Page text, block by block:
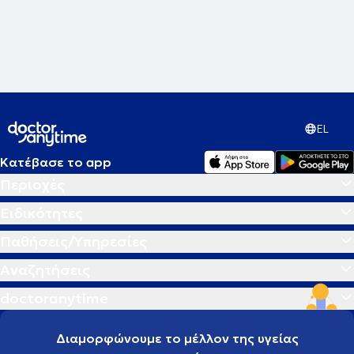
EL
Κατέβασε το app
Διαμορφώνουμε το μέλλον της υγείας